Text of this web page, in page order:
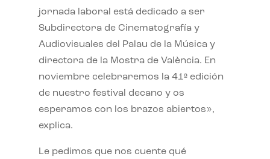
jornada laboral está dedicado a ser
Subdirectora de Cinematografía y
Audiovisuales del Palau de la Música y
directora de la Mostra de València. En
noviembre celebraremos la 41ª edición
de nuestro festival decano y os
esperamos con los brazos abiertos»,
explica.
Le pedimos que nos cuente qué